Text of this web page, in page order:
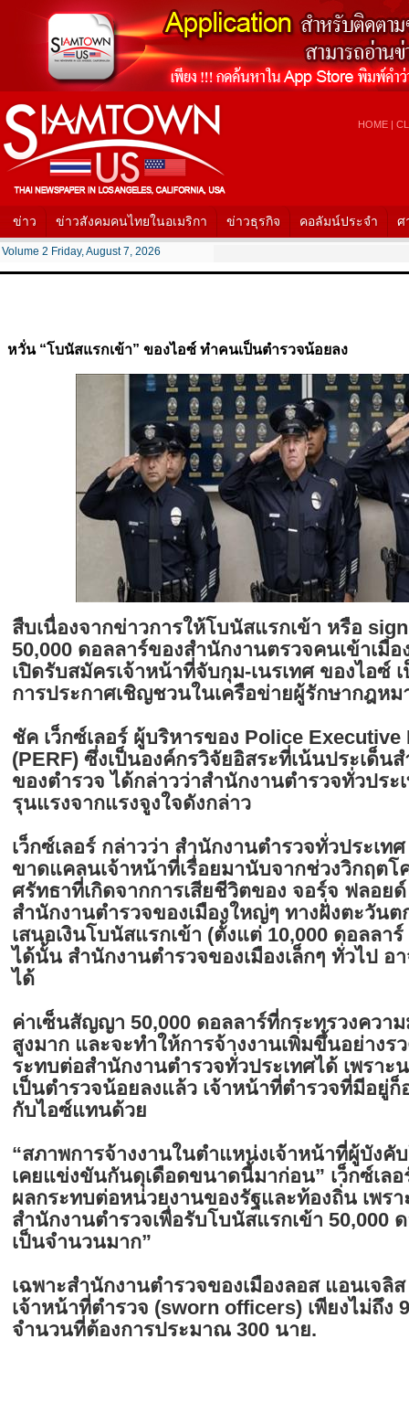
HOME |
ข่าว ข่าวสังคมคนไทยในอเมริกา ข่าวธุรกิจ คอลัมน์ประจำ ศ
Volume 2 Friday, August 7, 2026
หวั่น “โบนัสแรกเข้า” ของไอซ์ ทำคนเป็นตำรวจน้อยลง
สืบเนื่องจากข่าวการให้โบนัสแรกเข้า หรือ
50,000 ดอลลาร์ของสำนักงานตรวจคนเข้าเมื
เปิดรับสมัครเจ้าหน้าที่จับกุม-เนรเทศ ของไอซ์
การประกาศเชิญชวนในเครือข่ายผู้รักษากฎห
ชัค เว็กซ์เลอร์ ผู้บริหารของ Police
(PERF) ซึ่งเป็นองค์กรวิจัยอิสระที่เน้นประเด็
ของตำรวจ ได้กล่าวว่าสำนักงานตำรวจทั่วประ
รุนแรงจากแรงจูงใจดังกล่าว
เว็กซ์เลอร์ กล่าวว่า สำนักงานตำรวจทั่วประเ
ขาดแคลนเจ้าหน้าที่เรื่อยมานับจากช่วงวิกฤตโ
ศรัทธาที่เกิดจากการเสียชีวิตของ จอร์จ ฟลอย
สำนักงานตำรวจของเมืองใหญ่ๆ ทางฝั่งตะวันต
เสนอเงินโบนัสแรกเข้า (ตั้งแต่ 10,000 ดอลลา
ได้นั้น สำนักงานตำรวจของเมืองเล็กๆ ทั่วไป อ
ได้
ค่าเซ็นสัญญา 50,000 ดอลลาร์ที่กระทรวงควา
สูงมาก และจะทำให้การจ้างงานเพิ่มขึ้นอย่างร
ระทบต่อสำนักงานตำรวจทั่วประเทศได้ เพรา
เป็นตำรวจน้อยลงแล้ว เจ้าหน้าที่ตำรวจที่มีอยู่
กับไอซ์แทนด้วย
“สภาพการจ้างงานในตำแหน่งเจ้าหน้าที่ผู้บังคั
เคยแข่งขันกันดุเดือดขนาดนี้มาก่อน” เว็กซ์เลอ
ผลกระทบต่อหน่วยงานของรัฐและท้องถิ่น เพร
สำนักงานตำรวจเพื่อรับโบนัสแรกเข้า 50,000
เป็นจำนวนมาก”
เฉพาะสำนักงานตำรวจของเมืองลอส แอนเจ
เจ้าหน้าที่ตำรวจ (sworn officers) เพียงไม่ถึง
จำนวนที่ต้องการประมาณ 300 นาย.